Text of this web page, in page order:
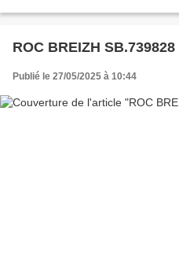
Publié le 27/05/2025 à 10:44